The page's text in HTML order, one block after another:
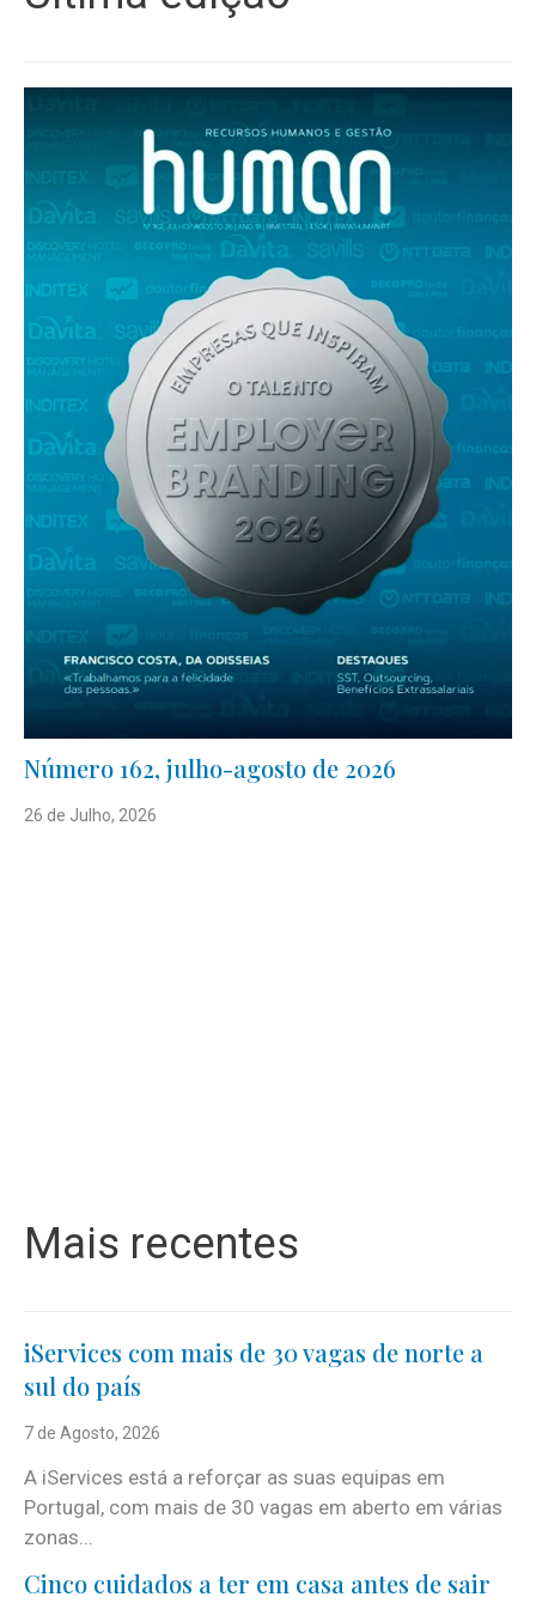
Número 162, julho-agosto de 2026
26 de Julho, 2026
Mais recentes
iServices com mais de 30 vagas de norte a
sul do país
7 de Agosto, 2026
A iServices está a reforçar as suas equipas em
Portugal, com mais de 30 vagas em aberto em várias
zonas...
Cinco cuidados a ter em casa antes de sair